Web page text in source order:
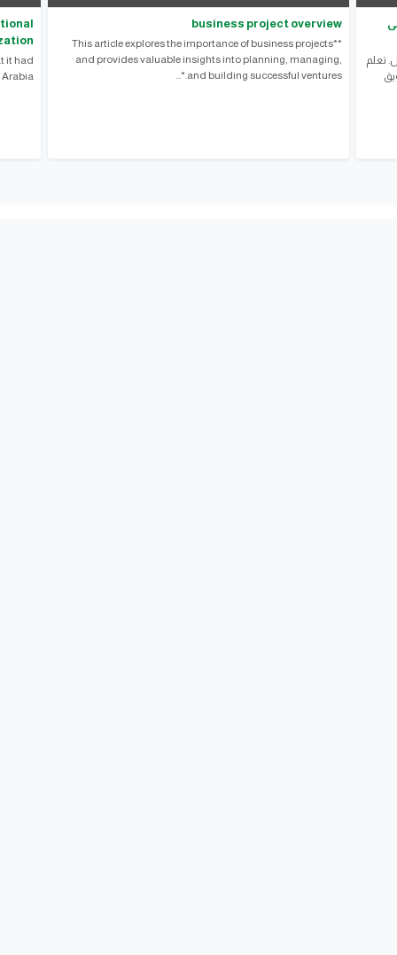
تعلم
business project overview
**This article explores the importance of business projects
and provides valuable insights into planning, managing,
and building successful ventures.*...
it had
Arabia